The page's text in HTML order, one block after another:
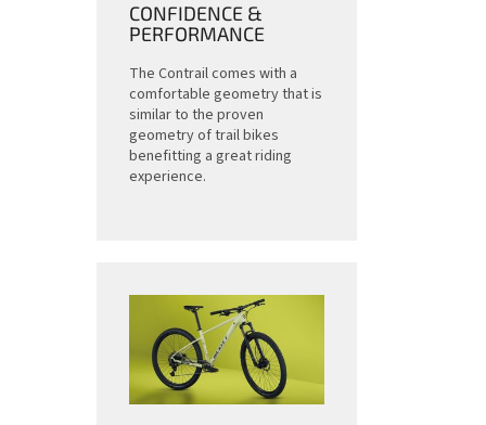
CONFIDENCE &
PERFORMANCE
The Contrail comes with a
comfortable geometry that is
similar to the proven
geometry of trail bikes
benefitting a great riding
experience.